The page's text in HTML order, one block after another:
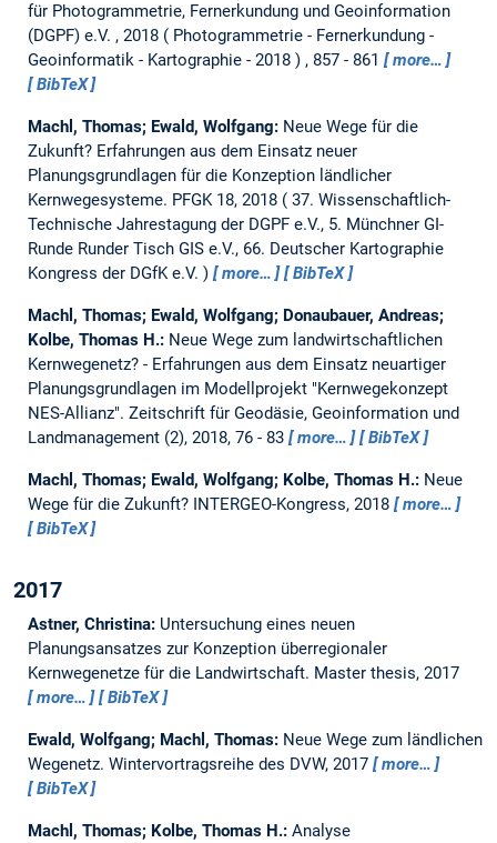
für Photogrammetrie, Fernerkundung und Geoinformation
(DGPF) e.V. , 2018
Photogrammetrie - Fernerkundung -
Geoinformatik - Kartographie - 2018
, 857 - 861
more…
BibTeX
Machl, Thomas; Ewald, Wolfgang: Neue Wege für die
Zukunft? Erfahrungen aus dem Einsatz neuer
Planungsgrundlagen für die Konzeption ländlicher
Kernwegesysteme. PFGK 18, 2018
37. Wissenschaftlich-
Technische Jahrestagung der DGPF e.V., 5. Münchner GI-
Runde Runder Tisch GIS e.V., 66. Deutscher Kartographie
Kongress der DGfK e.V.
more… BibTeX
Machl, Thomas; Ewald, Wolfgang; Donaubauer, Andreas;
Kolbe, Thomas H.: Neue Wege zum landwirtschaftlichen
Kernwegenetz? - Erfahrungen aus dem Einsatz neuartiger
Planungsgrundlagen im Modellprojekt "Kernwegekonzept
NES-Allianz". Zeitschrift für Geodäsie, Geoinformation und
Landmanagement (2), 2018, 76 - 83
more… BibTeX
Machl, Thomas; Ewald, Wolfgang; Kolbe, Thomas H.: Neue
Wege für die Zukunft? INTERGEO-Kongress, 2018
more…
BibTeX
2017
Astner, Christina: Untersuchung eines neuen
Planungsansatzes zur Konzeption überregionaler
Kernwegenetze für die Landwirtschaft. Master thesis, 2017
more…
BibTeX
Ewald, Wolfgang; Machl, Thomas: Neue Wege zum ländlichen
Wegenetz. Wintervortragsreihe des DVW, 2017
more…
BibTeX
Machl, Thomas; Kolbe, Thomas H.: Analyse